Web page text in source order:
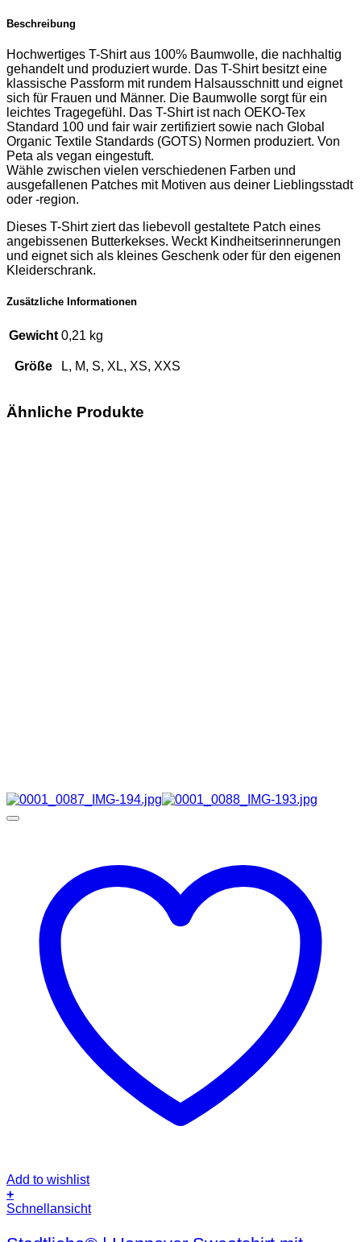
Beschreibung
Hochwertiges T-Shirt aus 100% Baumwolle, die nachhaltig
gehandelt und produziert wurde. Das T-Shirt besitzt eine
klassische Passform mit rundem Halsausschnitt und eignet
sich für Frauen und Männer. Die Baumwolle sorgt für ein
leichtes Tragegefühl. Das T-Shirt ist nach OEKO-Tex
Standard 100 und fair wair zertifiziert sowie nach Global
Organic Textile Standards (GOTS) Normen produziert. Von
Peta als vegan eingestuft.
Wähle zwischen vielen verschiedenen Farben und
ausgefallenen Patches mit Motiven aus deiner Lieblingsstadt
oder -region.
Dieses T-Shirt ziert das liebevoll gestaltete Patch eines
angebissenen Butterkekses. Weckt Kindheitserinnerungen
und eignet sich als kleines Geschenk oder für den eigenen
Kleiderschrank.
Zusätzliche Informationen
Gewicht 0,21 kg
Größe L, M, S, XL, XS, XXS
Ähnliche Produkte
Add to wishlist
+
Dieses
weist
Schnellansicht